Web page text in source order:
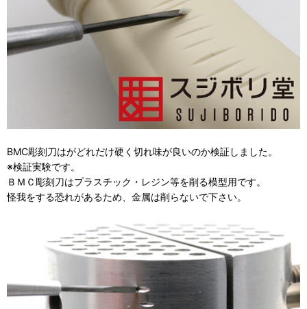
BMC彫刻刀はがどれだけ硬く切れ味が良いのか検証しました。
※検証実験です。
ＢＭＣ彫刻刀はプラスチック・レジン等を削る模型用です。
怪我をする恐れがあるため、金属は削らないで下さい。